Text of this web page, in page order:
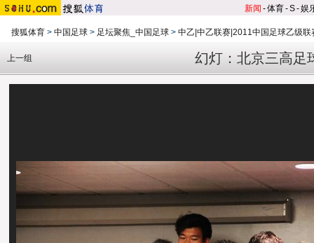
新闻 -体育-S-娱
搜狐体育 > 中国足球 > 足坛聚焦_中国足球 > 中乙|中乙联赛|2011中国足球乙级联
幻灯：北京三高足
上一组